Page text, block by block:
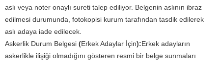
aslı veya noter onaylı sureti talep ediliyor. Belgenin aslının ibraz
edilmesi durumunda, fotokopisi kurum tarafından tasdik edilerek
aslı adaya iade edilecek.
Askerlik Durum Belgesi (Erkek Adaylar İçin):Erkek adayların
askerlikle ilişiği olmadığını gösteren resmi bir belge sunmaları